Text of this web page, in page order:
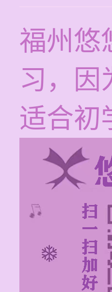
福州悠
习，因
适合初